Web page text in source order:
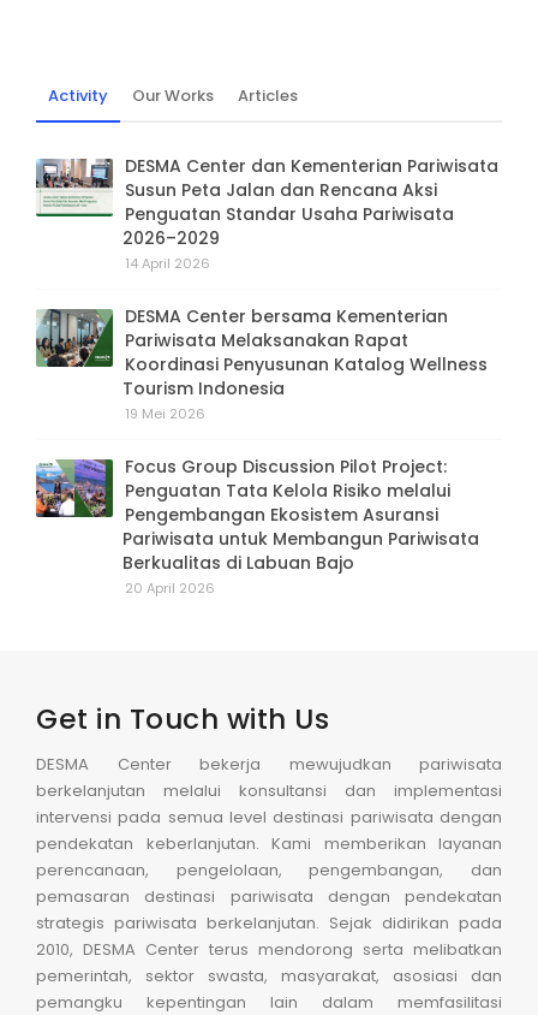
Activity Our Works Articles
DESMA Center dan Kementerian Pariwisata
Susun Peta Jalan dan Rencana Aksi
Penguatan Standar Usaha Pariwisata
2026–2029
14 April 2026
DESMA Center bersama Kementerian
Pariwisata Melaksanakan Rapat
Koordinasi Penyusunan Katalog Wellness
Tourism Indonesia
19 Mei 2026
Focus Group Discussion Pilot Project:
Penguatan Tata Kelola Risiko melalui
Pengembangan Ekosistem Asuransi
Pariwisata untuk Membangun Pariwisata
Berkualitas di Labuan Bajo
20 April 2026
Get in Touch with Us
DESMA Center bekerja mewujudkan pariwisata
berkelanjutan melalui konsultansi dan implementasi
intervensi pada semua level destinasi pariwisata dengan
pendekatan keberlanjutan. Kami memberikan layanan
perencanaan, pengelolaan, pengembangan, dan
pemasaran destinasi pariwisata dengan pendekatan
strategis pariwisata berkelanjutan. Sejak didirikan pada
2010, DESMA Center terus mendorong serta melibatkan
pemerintah, sektor swasta, masyarakat, asosiasi dan
pemangku kepentingan lain dalam memfasilitasi